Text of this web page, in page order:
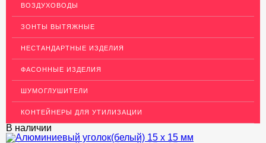
Уголок латунный декоративный
Уголок медный декоративный
Уголок алюминиевый декоративный
Декоративный пластиковый уголок для стен
МЕТАЛЛИЧЕСКИЕ ПОРОГИ НАПОЛЬНЫЕ (ДЛЯ ПОЛА),
РАСКЛАДКА, ПЛИНТУС
ПОТОЛКИ
ВОЗДУХОВОДЫ
ЗОНТЫ ВЫТЯЖНЫЕ
НЕСТАНДАРТНЫЕ ИЗДЕЛИЯ
ФАСОННЫЕ ИЗДЕЛИЯ
ШУМОГЛУШИТЕЛИ
КОНТЕЙНЕРЫ ДЛЯ УТИЛИЗАЦИИ
В наличии